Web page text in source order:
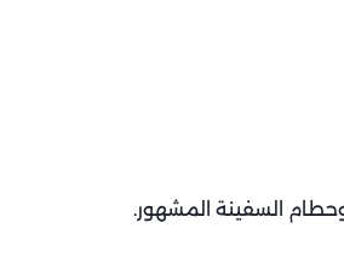
السفينة المشهور.